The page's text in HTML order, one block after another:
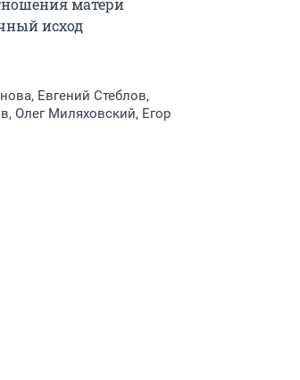
матери
исход
Евгений Стеблов,
Олег Миляховский, Егор